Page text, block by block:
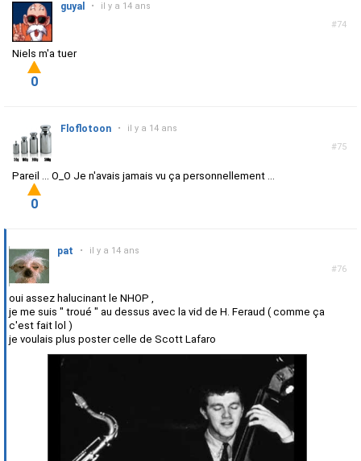
#74
guyal • il y a 14 ans
Niels m'a tuer
0
#75
Floflotoon • il y a 14 ans
Pareil ... O_O Je n'avais jamais vu ça personnellement ...
0
#76
pat • il y a 14 ans
oui assez halucinant le NHOP ,
je me suis " troué " au dessus avec la vid de H. Feraud ( comme ça
c'est fait lol )
je voulais plus poster celle de Scott Lafaro